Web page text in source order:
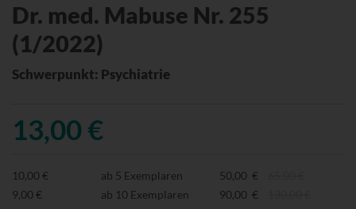
Dr. med. Mabuse Nr. 255
(1/2022)
Schwerpunkt: Psychiatrie
13,00 €
10,00 € ab 5 Exemplaren 50,00 €
9,00 €
ab 10 Exemplaren 90,00 €